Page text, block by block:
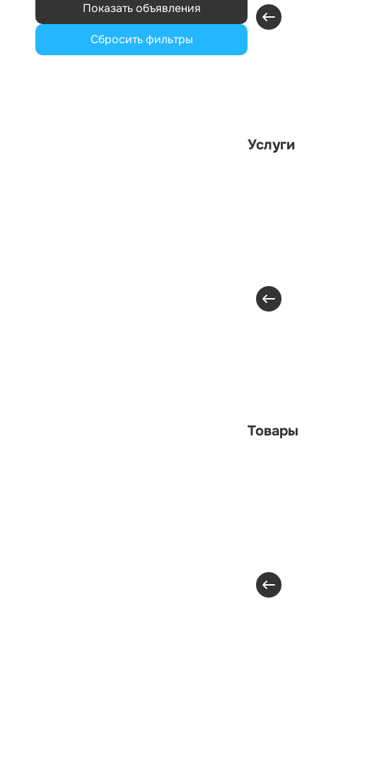
Показать объявления
Сбросить фильтры
Услуги
Товары